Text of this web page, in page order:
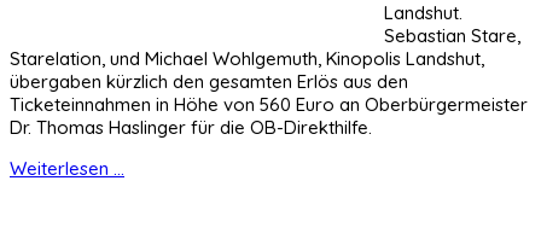
Landshut.
Sebastian Stare,
Starelation, und Michael Wohlgemuth, Kinopolis Landshut,
übergaben kürzlich den gesamten Erlös aus den
Ticketeinnahmen in Höhe von 560 Euro an Oberbürgermeister
Dr. Thomas Haslinger für die OB-Direkthilfe.
Weiterlesen ...